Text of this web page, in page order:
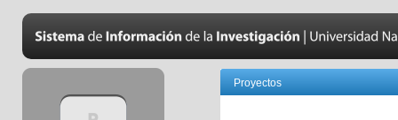
Proyectos